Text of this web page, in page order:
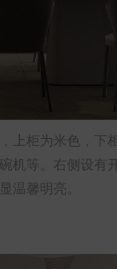
上柜为米色，
机等。右侧设
温馨明亮。